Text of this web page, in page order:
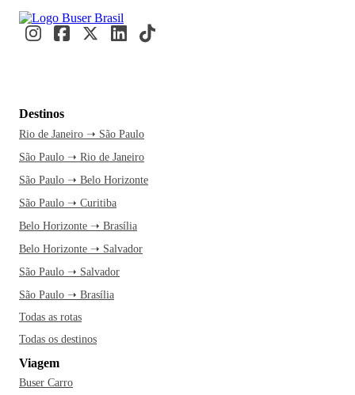
Destinos
Rio de Janeiro ➝ São Paulo
São Paulo ➝ Rio de Janeiro
São Paulo ➝ Belo Horizonte
São Paulo ➝ Curitiba
Belo Horizonte ➝ Brasília
Belo Horizonte ➝ Salvador
São Paulo ➝ Salvador
São Paulo ➝ Brasília
Todas as rotas
Todas os destinos
Viagem
Buser Carro